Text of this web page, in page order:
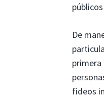
De
primera
fideos